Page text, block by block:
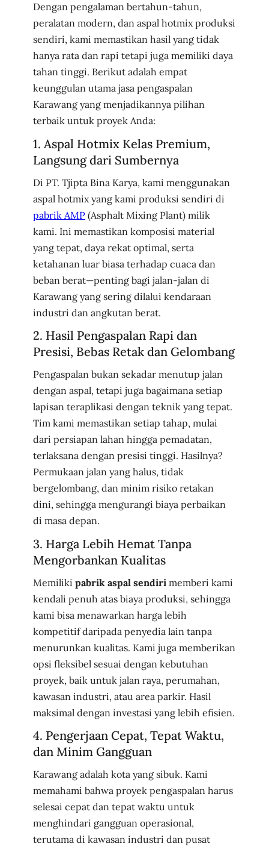
Dengan pengalaman bertahun-tahun,
peralatan modern, dan aspal hotmix produksi
sendiri, kami memastikan hasil yang tidak
hanya rata dan rapi tetapi juga memiliki daya
tahan tinggi. Berikut adalah empat
keunggulan utama jasa pengaspalan
Karawang yang menjadikannya pilihan
terbaik untuk proyek Anda:
1. Aspal Hotmix Kelas Premium,
Langsung dari Sumbernya
Di PT. Tjipta Bina Karya, kami menggunakan
aspal hotmix yang kami produksi sendiri di
pabrik AMP (Asphalt Mixing Plant) milik
kami. Ini memastikan komposisi material
yang tepat, daya rekat optimal, serta
ketahanan luar biasa terhadap cuaca dan
beban berat—penting bagi jalan-jalan di
Karawang yang sering dilalui kendaraan
industri dan angkutan berat.
2. Hasil Pengaspalan Rapi dan
Presisi, Bebas Retak dan Gelombang
Pengaspalan bukan sekadar menutup jalan
dengan aspal, tetapi juga bagaimana setiap
lapisan teraplikasi dengan teknik yang tepat.
Tim kami memastikan setiap tahap, mulai
dari persiapan lahan hingga pemadatan,
terlaksana dengan presisi tinggi. Hasilnya?
Permukaan jalan yang halus, tidak
bergelombang, dan minim risiko retakan
dini, sehingga mengurangi biaya perbaikan
di masa depan.
3. Harga Lebih Hemat Tanpa
Mengorbankan Kualitas
Memilikipabrik aspal sendiri memberi kami
kendali penuh atas biaya produksi, sehingga
kami bisa menawarkan harga lebih
kompetitif daripada penyedia lain tanpa
menurunkan kualitas. Kami juga memberikan
opsi fleksibel sesuai dengan kebutuhan
proyek, baik untuk jalan raya, perumahan,
kawasan industri, atau area parkir. Hasil
maksimal dengan investasi yang lebih efisien.
4. Pengerjaan Cepat, Tepat Waktu,
dan Minim Gangguan
Karawang adalah kota yang sibuk. Kami
memahami bahwa proyek pengaspalan harus
selesai cepat dan tepat waktu untuk
menghindari gangguan operasional,
terutama di kawasan industri dan pusat